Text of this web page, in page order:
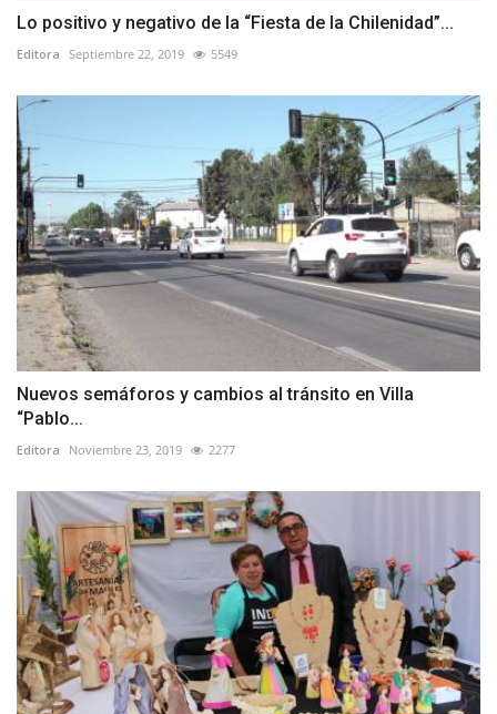
Lo positivo y negativo de la “Fiesta de la Chilenidad”...
Editora Septiembre 22, 2019 5549
Nuevos semáforos y cambios al tránsito en Villa
“Pablo...
Editora Noviembre 23, 2019 2277